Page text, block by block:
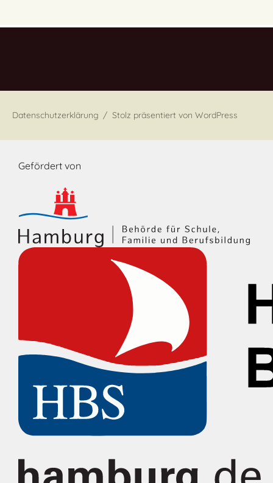
Datenschutzerklärung Stolz präsentiert von WordPress
Gefördert von